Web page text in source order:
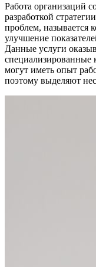
Работа организаций
разработкой
проблем, называется
улучшение
Данные услуги
могут иметь опыт
поэтому выделяют